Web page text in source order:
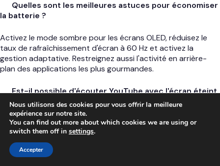
Quelles sont les meilleures astuces pour économiser
la batterie ?
Activez le mode sombre pour les écrans OLED, réduisez le
taux de rafraîchissement d'écran à 60 Hz et activez la
gestion adaptative. Restreignez aussi l'activité en arrière-
plan des applications les plus gourmandes.
Est-il possible d'écouter YouTube avec l'écran éteint
sans payer ?
Oui, ouvrez YouTube dans un navigateur respectueux de la
vie privée comme Brave ou Firefox et activez l'option de
lecture en arrière-plan. Cela permet de continuer à écouter
le flux audio même lorsque l'écran est éteint.
Nous utilisons des cookies pour vous offrir la meilleure
expérience sur notre site.
You can find out more about which cookies we are using or
switch them off in settings.
Accepter